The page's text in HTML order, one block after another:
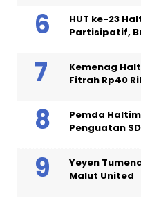
HUT ke-23
Partisipatif,
Kemenag
Fitrah Rp40
Pemda
Penguatan
Yeyen
Malut United